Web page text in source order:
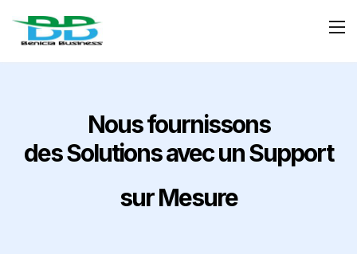
Nous fournissons
des Solutions avec un Support
surMesure